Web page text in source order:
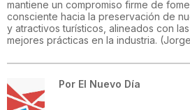
mantiene un compromiso firme de
consciente hacia la preservación de
y atractivos turísticos, alineados con
mejores prácticas en la industria. (
Por El Nuevo Día